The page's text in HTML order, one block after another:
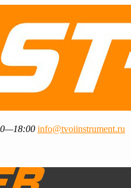
info@tvoiinstrument.ru